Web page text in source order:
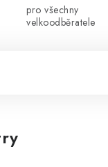
pro všechny
velkoodběratele